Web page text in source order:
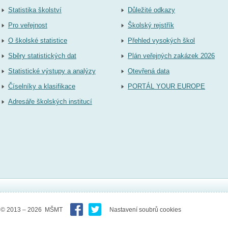
Statistika školství
Pro veřejnost
O školské statistice
Sběry statistických dat
Statistické výstupy a analýzy
Číselníky a klasifikace
Adresáře školských institucí
Důležité odkazy
Školský rejstřík
Přehled vysokých škol
Plán veřejných zakázek 2026
Otevřená data
PORTÁL YOUR EUROPE
© 2013 – 2026 MŠMT Nastavení soubrů cookies